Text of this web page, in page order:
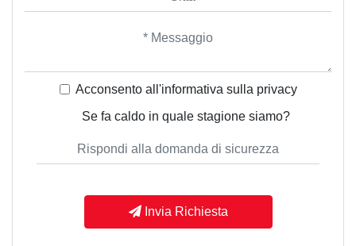
Acconsento all'informativa sulla privacy
Se fa caldo in quale stagione siamo?
Invia Richiesta